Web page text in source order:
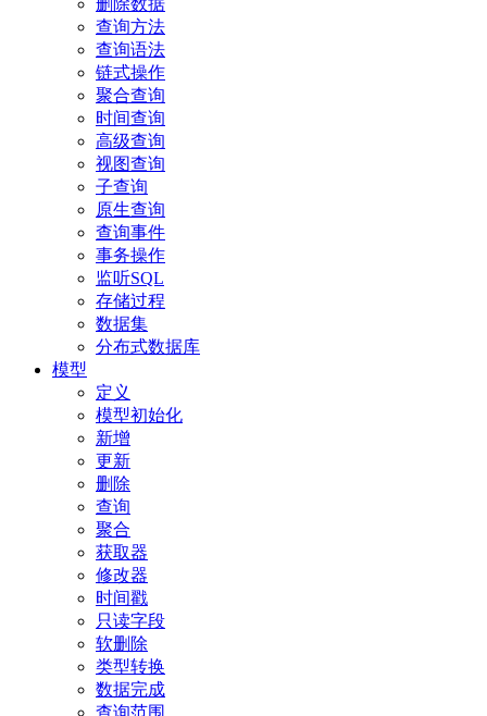
删除数据
查询方法
查询语法
链式操作
聚合查询
时间查询
高级查询
视图查询
子查询
原生查询
查询事件
事务操作
监听SQL
存储过程
数据集
分布式数据库
模型
定义
模型初始化
新增
更新
删除
查询
聚合
获取器
修改器
时间戳
只读字段
软删除
类型转换
数据完成
查询范围